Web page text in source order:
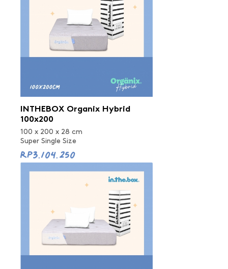
INTHEBOX Organix Hybrid
100x200
100 x 200 x 28 cm
Super Single Size
Rp3.104.250